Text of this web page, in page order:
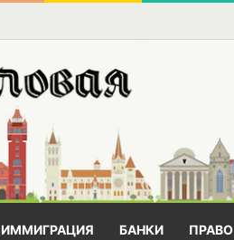
ИММИГРАЦИЯ БАНКИ ПРАВО